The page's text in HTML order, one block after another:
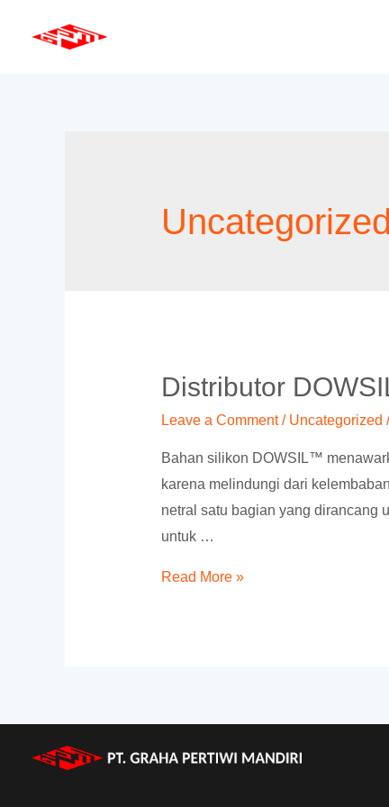
Uncategorized
Distributor
Leave a Comment / Uncategorized
Bahan silikon DOWSIL™
karena melindungi dari
netral satu bagian yang dirancang
untuk …
Distributor
Read More »